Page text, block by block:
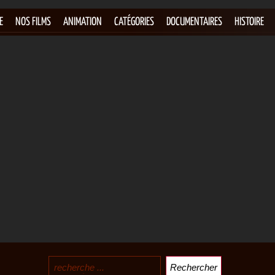
NOS FILMS ANIMATION CATÉGORIES DOCUMENTAIRES HISTOIRE